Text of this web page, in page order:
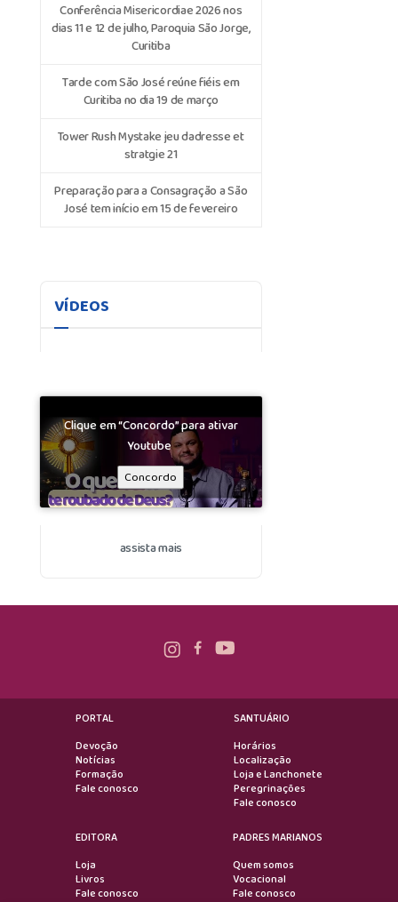
Conferência Misericordiae 2026 nos
dias 11 e 12 de julho, Paroquia São Jorge,
Curitiba
Tarde com São José reúne fiéis em
Curitiba no dia 19 de março
Tower Rush Mystake jeu dadresse et
stratgie 21
Preparação para a Consagração a São
José tem início em 15 de fevereiro
VÍDEOS
Clique em “Concordo” para ativar
Youtube
Concordo
assista mais
PORTAL
Devoção
Notícias
Formação
Fale conosco
SANTUÁRIO
Horários
Localização
Loja e Lanchonete
Peregrinações
Fale conosco
EDITORA
Loja
Livros
Fale conosco
PADRES MARIANOS
Quem somos
Vocacional
Fale conosco